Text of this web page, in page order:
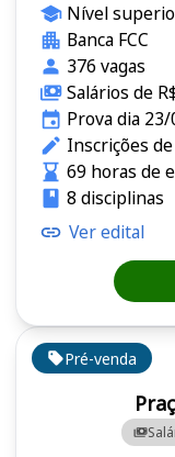
Pré-venda
Nível
Banca FCC
376 vagas
Salários de
Prova dia
Inscrições
69 horas de
8 disciplinas
Ver edital